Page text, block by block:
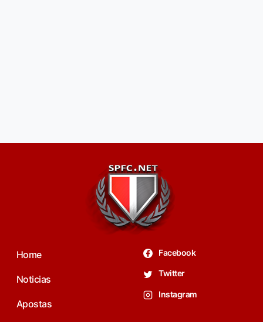
Home
Noticias
Apostas
Facebook
Twitter
Instagram